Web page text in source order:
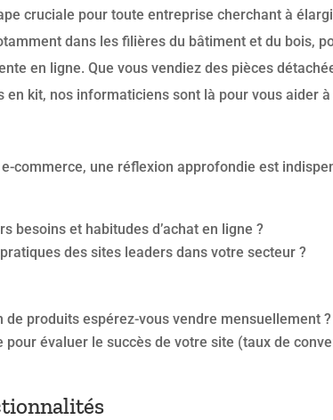
cruciale pour toute entreprise cherchant à
dans les filières du bâtiment et du bois,
en ligne. Que vous vendiez des pièces
kit, nos informaticiens sont là pour vous aider
commerce, une réflexion approfondie est
besoins et habitudes d’achat en ligne ?
des sites leaders dans votre secteur ?
produits espérez-vous vendre mensuellement ?
évaluer le succès de votre site (taux de